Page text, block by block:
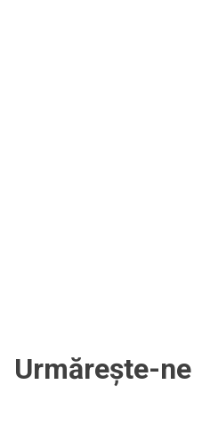
Urmărește-ne